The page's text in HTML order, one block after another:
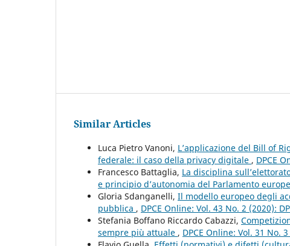
Similar Articles
Luca Pietro Vanoni, L’applicazione del Bill of
federale: il caso della privacy digitale , DPCE
Francesco Battaglia, La disciplina
e principio d’autonomia del Parlamento
Gloria Sdanganelli, Il modello europeo degli
pubblica , DPCE Online: Vol. 43 No. 2 (2020):
Stefania Boffano Riccardo Cabazzi,
sempre più attuale , DPCE Online: Vol. 31 No.